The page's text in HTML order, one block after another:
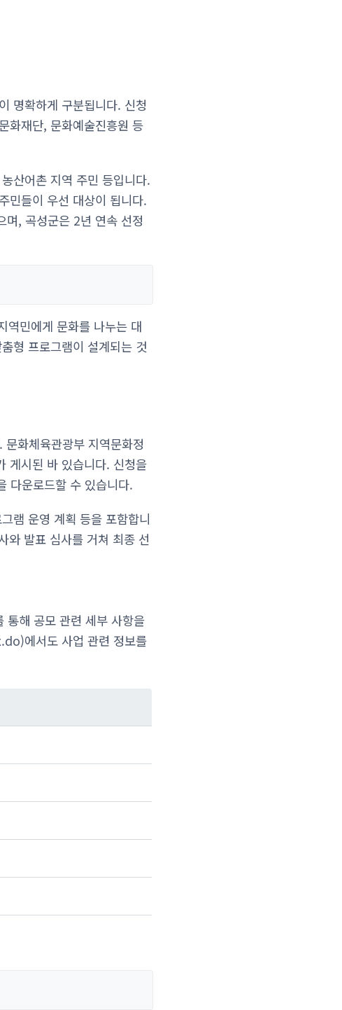
명확하게 구분됩니다. 신청
화재단, 문화예술진흥원 등
산어촌 지역 주민 등입니다.
민들이 우선 대상이 됩니다.
, 곡성군은 2년 연속 선정
역민에게 문화를 나누는 대
형 프로그램이 설계되는 것
화체육관광부 지역문화정
게시된 바 있습니다. 신청을
다운로드할 수 있습니다.
램 운영 계획 등을 포함합니
와 발표 심사를 거쳐 최종 선
해 공모 관련 세부 사항을
에서도 사업 관련 정보를